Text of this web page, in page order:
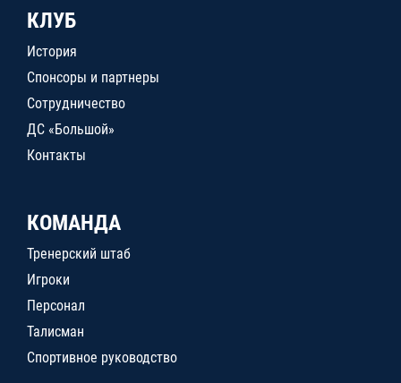
КЛУБ
История
Спонсоры и партнеры
Сотрудничество
ДС «Большой»
Контакты
КОМАНДА
Тренерский штаб
Игроки
Персонал
Талисман
Спортивное руководство